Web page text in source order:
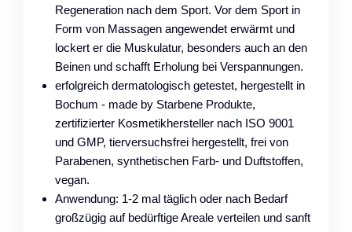
Regeneration nach dem Sport. Vor dem Sport in
Form von Massagen angewendet erwärmt und
lockert er die Muskulatur, besonders auch an den
Beinen und schafft Erholung bei Verspannungen.
erfolgreich dermatologisch getestet, hergestellt in
Bochum - made by Starbene Produkte,
zertifizierter Kosmetikhersteller nach ISO 9001
und GMP, tierversuchsfrei hergestellt, frei von
Parabenen, synthetischen Farb- und Duftstoffen,
vegan.
Anwendung: 1-2 mal täglich oder nach Bedarf
großzügig auf bedürftige Areale verteilen und sanft